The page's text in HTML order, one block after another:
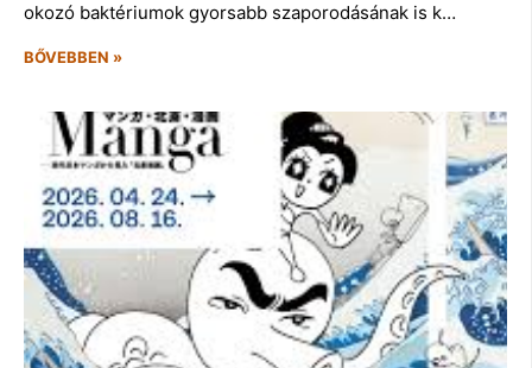
okozó baktériumok gyorsabb szaporodásának is k…
BŐVEBBEN »